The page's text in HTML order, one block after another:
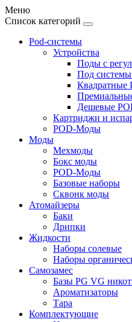
Меню
Список категорий
Pod-системы
Устройства
Поды с
Под
Квадратные
Дешевые
Картриджи и
POD-Моды
Моды
Мехмоды
Бокс моды
POD-Моды
Базовые наборы
Сквонк моды
Атомайзеры
Баки
Дрипки
Жидкости
Наборы солевые
Наборы
Самозамес
Базы PG VG
Ароматизаторы
Тара
Комплектующие